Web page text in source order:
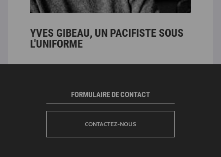
YVES GIBEAU, UN PACIFISTE SOUS
L'UNIFORME
FORMULAIRE DE CONTACT
CONTACTEZ-NOUS